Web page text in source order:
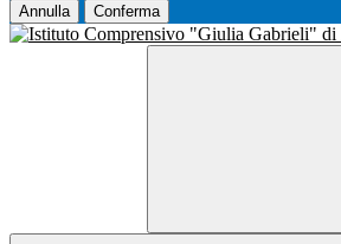
Annulla Conferma